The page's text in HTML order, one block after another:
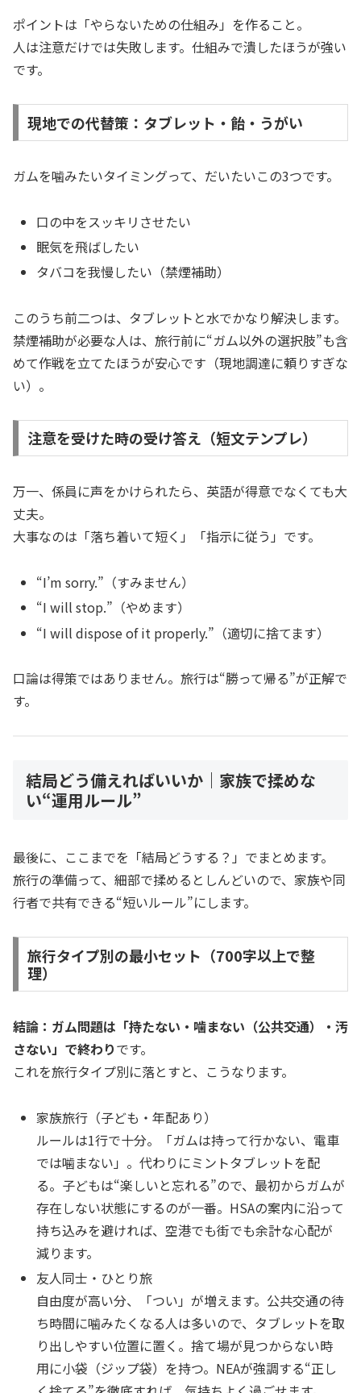
ポイントは「やらないための仕組み」を作ること。
人は注意だけでは失敗します。仕組みで潰したほうが強い
です。
現地での代替策：タブレット・飴・うがい
ガムを噛みたいタイミングって、だいたいこの3つです。
口の中をスッキリさせたい
眠気を飛ばしたい
タバコを我慢したい（禁煙補助）
このうち前二つは、タブレットと水でかなり解決します。
禁煙補助が必要な人は、旅行前に“ガム以外の選択肢”も含
めて作戦を立てたほうが安心です（現地調達に頼りすぎな
い）。
注意を受けた時の受け答え（短文テンプレ）
万一、係員に声をかけられたら、英語が得意でなくても大
丈夫。
大事なのは「落ち着いて短く」「指示に従う」です。
“I’m sorry.”（すみません）
“I will stop.”（やめます）
“I will dispose of it properly.”（適切に捨てます）
口論は得策ではありません。旅行は“勝って帰る”が正解で
す。
結局どう備えればいいか｜家族で揉めな
い“運用ルール”
最後に、ここまでを「結局どうする？」でまとめます。
旅行の準備って、細部で揉めるとしんどいので、家族や同
行者で共有できる“短いルール”にします。
旅行タイプ別の最小セット（700字以上で整
理）
結論：ガム問題は「持たない・噛まない（公共交通）・汚
さない」で終わりです。
これを旅行タイプ別に落とすと、こうなります。
家族旅行（子ども・年配あり）
ルールは1行で十分。「ガムは持って行かない、電車
では噛まない」。代わりにミントタブレットを配
る。子どもは“楽しいと忘れる”ので、最初からガムが
存在しない状態にするのが一番。HSAの案内に沿って
持ち込みを避ければ、空港でも街でも余計な心配が
減ります。
友人同士・ひとり旅
自由度が高い分、「つい」が増えます。公共交通の待
ち時間に噛みたくなる人は多いので、タブレットを取
り出しやすい位置に置く。捨て場が見つからない時
用に小袋（ジップ袋）を持つ。NEAが強調する“正し